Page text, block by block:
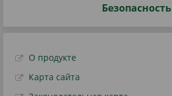
Безопасность
О продукте
Карта сайта